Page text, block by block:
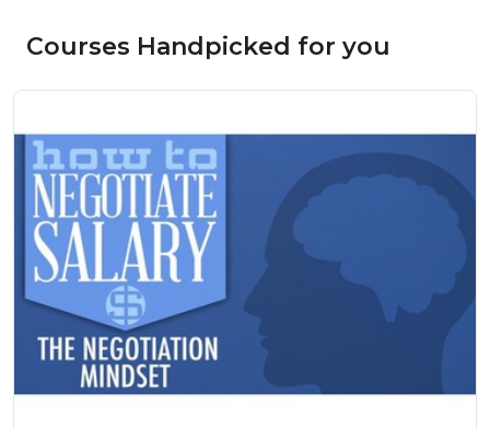
Courses Handpicked for you